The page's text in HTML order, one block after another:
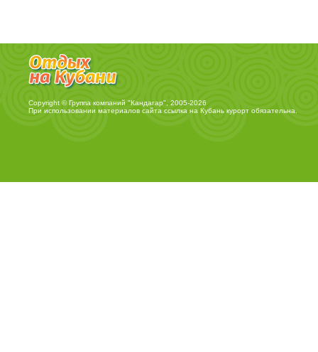
Copyright © Группа компаний "Кандагар", 2005-2026
При использовании материалов сайта ссылка на Кубань курортобязательна.